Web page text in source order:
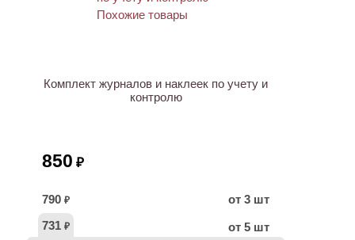
Комплект журналов и наклеек по учету и
контролю
850 ₽
790 ₽
от 3 шт
731 ₽ от 5 шт